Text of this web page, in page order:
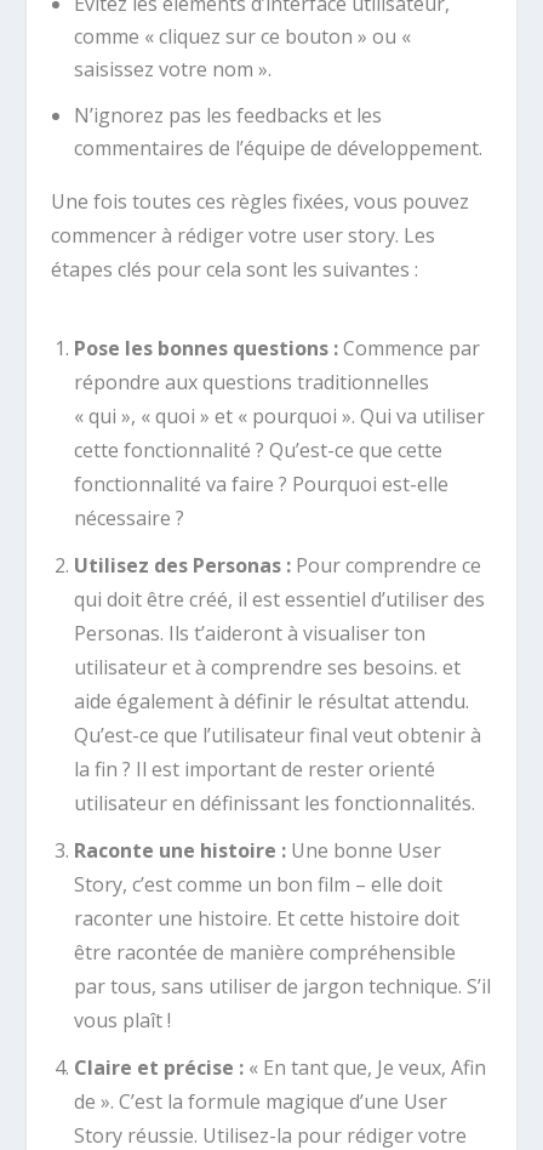
comme « cliquez sur ce bouton » ou «
saisissez votre nom ».
N’ignorez pas les feedbacks et les
commentaires de l’équipe de développement.
Une fois toutes ces règles fixées, vous pouvez
commencer à rédiger votre user story. Les
étapes clés pour cela sont les suivantes :
Pose les bonnes questions :Commence par
répondre aux questions traditionnelles
« qui », « quoi » et « pourquoi ». Qui va utiliser
cette fonctionnalité ? Qu’est-ce que cette
fonctionnalité va faire ? Pourquoi est-elle
nécessaire ?
Utilisez des Personas :Pour comprendre ce
qui doit être créé, il est essentiel d’utiliser des
Personas. Ils t’aideront à visualiser ton
utilisateur et à comprendre ses besoins. et
aide également à définir le résultat attendu.
Qu’est-ce que l’utilisateur final veut obtenir à
la fin ? Il est important de rester orienté
utilisateur en définissant les fonctionnalités.
Raconte une histoire :Une bonne User
Story, c’est comme un bon film – elle doit
raconter une histoire. Et cette histoire doit
être racontée de manière compréhensible
par tous, sans utiliser de jargon technique. S’il
vous plaît !
Claire et précise :« En tant que, Je veux, Afin
de ». C’est la formule magique d’une User
Story réussie. Utilisez-la pour rédiger votre